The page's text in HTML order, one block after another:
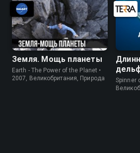
Земля. Мощь планеты
Earth - The Power of the Planet •
2007, Великобритания, Природа
Spinner